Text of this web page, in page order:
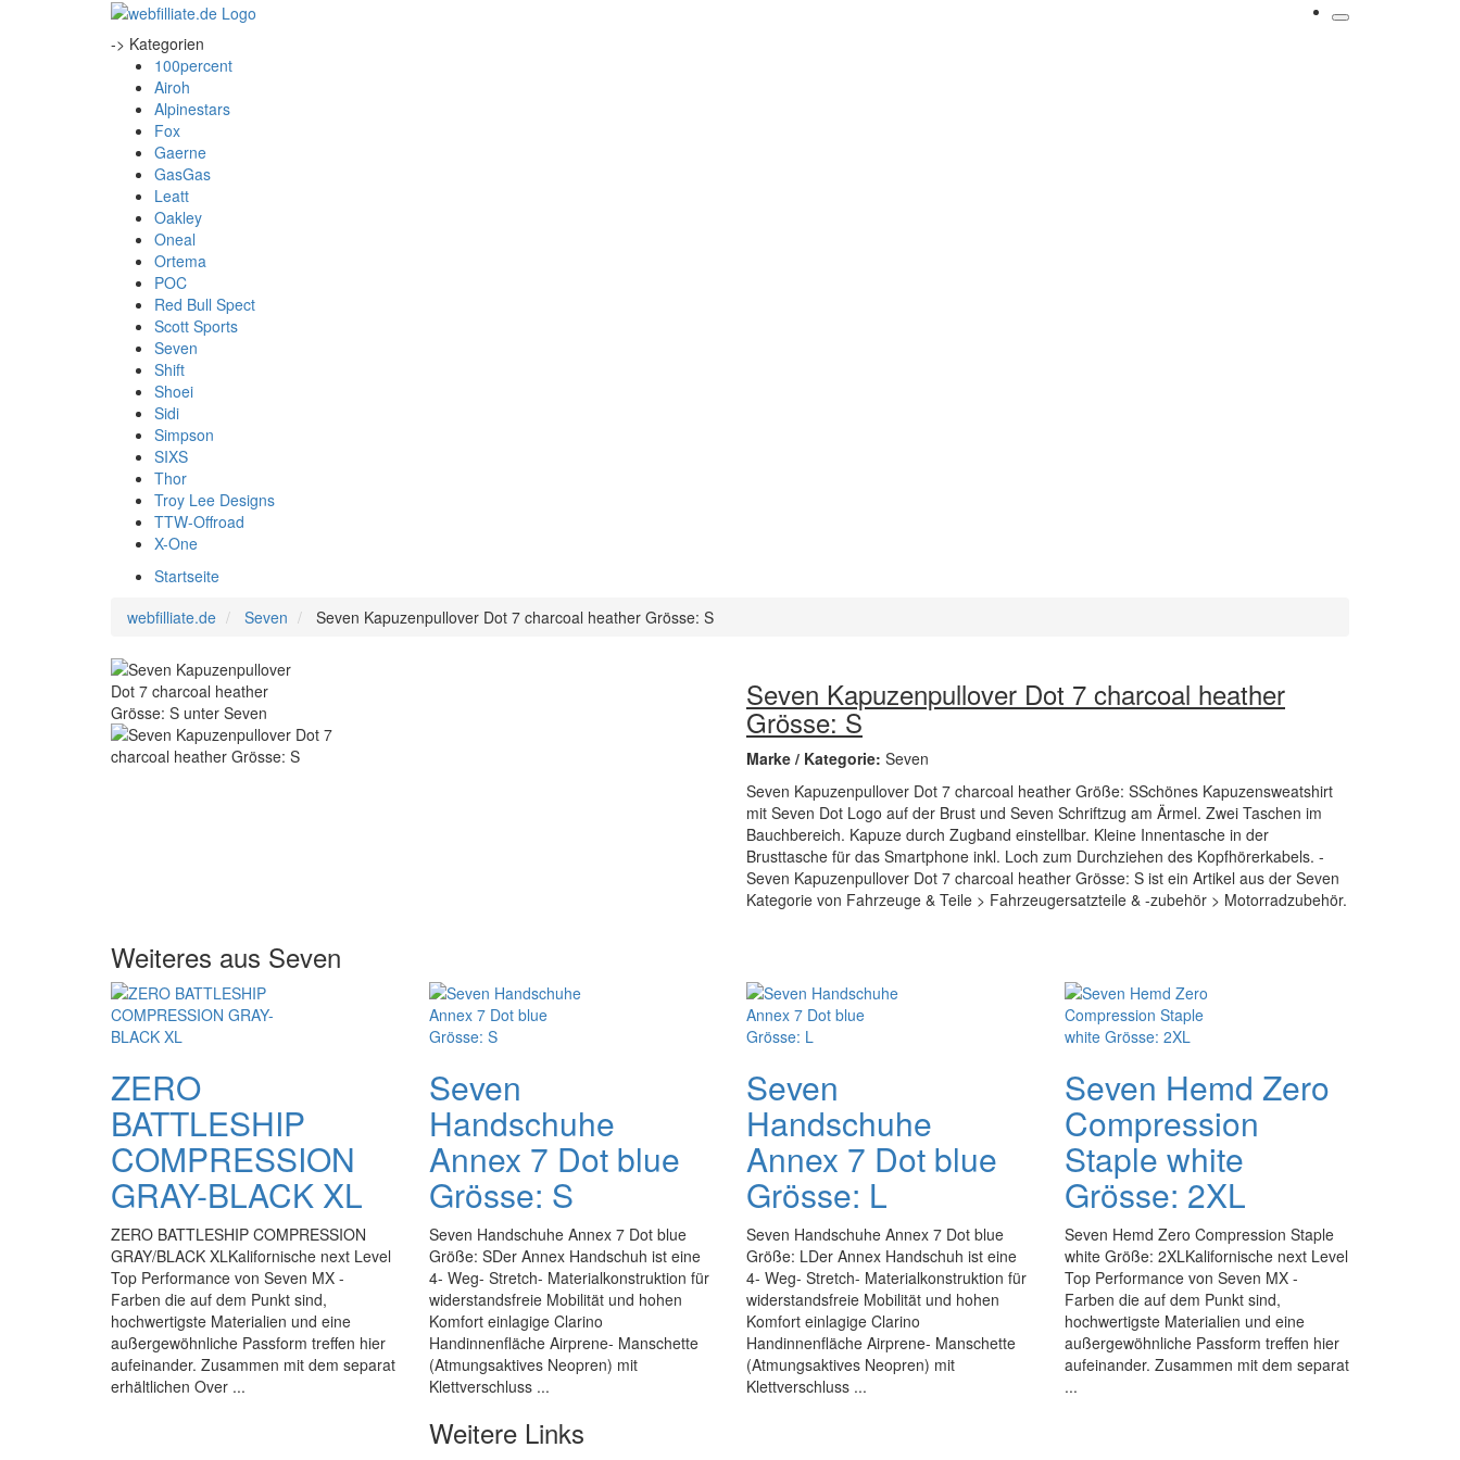
-> Kategorien
100percent
Airoh
Alpinestars
Fox
Gaerne
GasGas
Leatt
Oakley
Oneal
Ortema
POC
Red Bull Spect
Scott Sports
Seven
Shift
Shoei
Sidi
Simpson
SIXS
Thor
Troy Lee Designs
TTW-Offroad
X-One
Startseite
webfilliate.de
Seven Seven Kapuzenpullover Dot 7 charcoal heather Grösse: S
Seven Kapuzenpullover Dot 7 charcoal heather
Grösse: S
Marke / Kategorie: Seven
Seven Kapuzenpullover Dot 7 charcoal heather Größe: SSchönes Kapuzensweatshirt
mit Seven Dot Logo auf der Brust und Seven Schriftzug am Ärmel. Zwei Taschen im
Bauchbereich. Kapuze durch Zugband einstellbar. Kleine Innentasche in der
Brusttasche für das Smartphone inkl. Loch zum Durchziehen des Kopfhörerkabels. -
Seven Kapuzenpullover Dot 7 charcoal heather Grösse: S ist ein Artikel aus der Seven
Kategorie von Fahrzeuge & Teile > Fahrzeugersatzteile & -zubehör > Motorradzubehör.
Weiteres aus Seven
ZERO
BATTLESHIP
COMPRESSION
GRAY-BLACK XL
ZERO BATTLESHIP COMPRESSION
GRAY/BLACK XLKalifornische next Level
Top Performance von Seven MX -
Farben die auf dem Punkt sind,
hochwertigste Materialien und eine
außergewöhnliche Passform treffen hier
aufeinander. Zusammen mit dem separat
erhältlichen Over ...
Seven
Handschuhe
Annex 7 Dot blue
Grösse: S
Seven Handschuhe Annex 7 Dot blue
Größe: SDer Annex Handschuh ist eine
4- Weg- Stretch- Materialkonstruktion für
widerstandsfreie Mobilität und hohen
Komfort einlagige Clarino
Handinnenfläche Airprene- Manschette
(Atmungsaktives Neopren) mit
Klettverschluss ...
Seven
Handschuhe
Annex 7 Dot blue
Grösse: L
Seven Handschuhe Annex 7 Dot blue
Größe: LDer Annex Handschuh ist eine
4- Weg- Stretch- Materialkonstruktion für
widerstandsfreie Mobilität und hohen
Komfort einlagige Clarino
Handinnenfläche Airprene- Manschette
(Atmungsaktives Neopren) mit
Klettverschluss ...
Seven Hemd Zero
Compression
Staple white
Grösse: 2XL
Seven Hemd Zero Compression Staple
white Größe: 2XLKalifornische next Level
Top Performance von Seven MX -
Farben die auf dem Punkt sind,
hochwertigste Materialien und eine
außergewöhnliche Passform treffen hier
aufeinander. Zusammen mit dem separat
...
Weitere Links